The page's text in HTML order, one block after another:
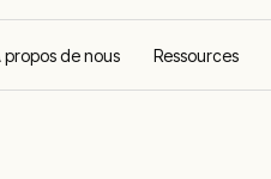
propos de nous Ressources